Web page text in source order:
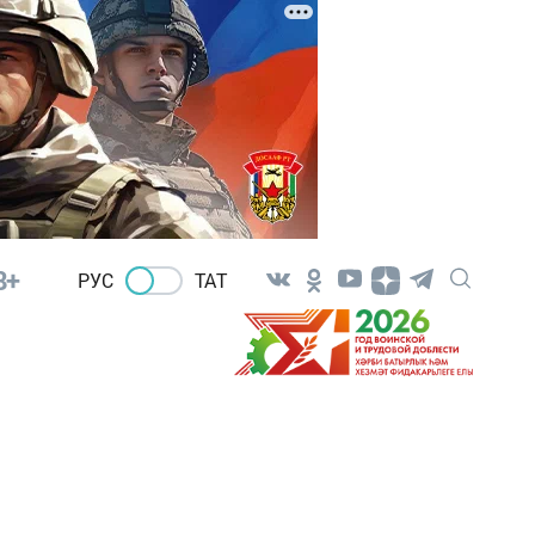
РУС ТАТ